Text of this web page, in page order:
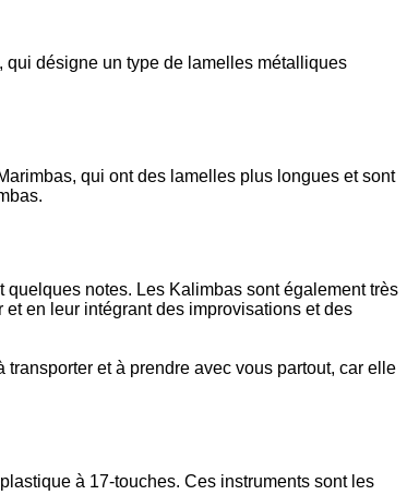
qui désigne un type de lamelles métalliques
qui ont des lamelles plus longues et sont
notes. Les Kalimbas sont également très
en leur intégrant des improvisations et des
et à prendre avec vous partout, car elle
à 17-touches. Ces instruments sont les